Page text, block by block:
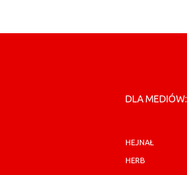
DLA MEDIÓW:
HEJNAŁ
HERB